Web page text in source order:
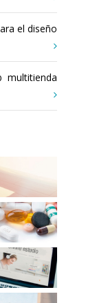
el diseño
multitienda